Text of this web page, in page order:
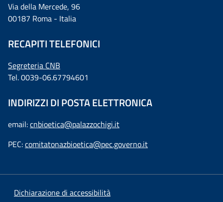
Via della Mercede, 96
00187 Roma - Italia
RECAPITI TELEFONICI
Segreteria CNB
Tel. 0039-06.67794601
INDIRIZZI DI POSTA ELETTRONICA
email:cnbioetica@palazzochigi.it
PEC:comitatonazbioetica@pec.governo.it
Dichiarazione di accessibilità